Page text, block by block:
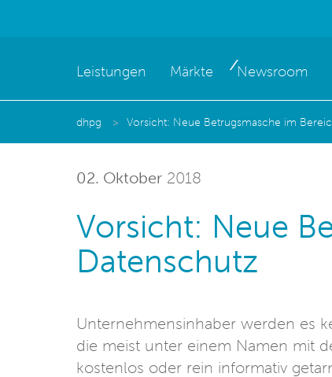
Leistungen Märkte Newsroom
dhpg Vorsicht: Neue Betrugsmasche im
02. Oktober 2018
Vorsicht: Neue
Datenschutz
Unternehmensinhaber werden es
die meist unter einem Namen mit
kostenlos oder rein informativ